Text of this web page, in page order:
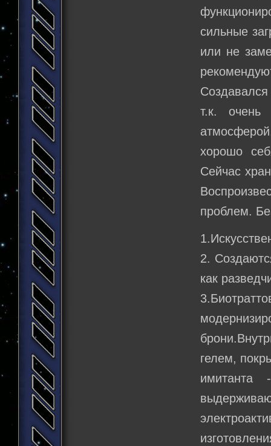
сильные
или не
т.к. очень
хорошо
Сейчас
проблем.
2.
как
гелем,
имитанта